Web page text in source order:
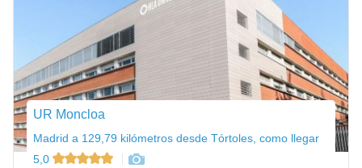
UR Moncloa
Madrid a 129,79 kilómetros desde Tórtoles, como llegar
5,0